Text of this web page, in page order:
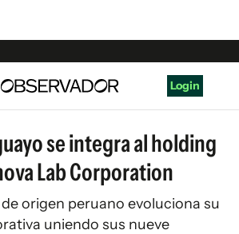
Login
se integra al holding
Lab Corporation
origen peruano evoluciona su
uniendo sus nueve